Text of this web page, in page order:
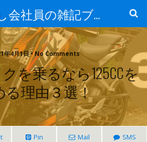
とりどし会社員の雑記ブログ
年4月1日 • No Comments
を乗るなら125CCを
る理由３選！
Pin Mail SMS